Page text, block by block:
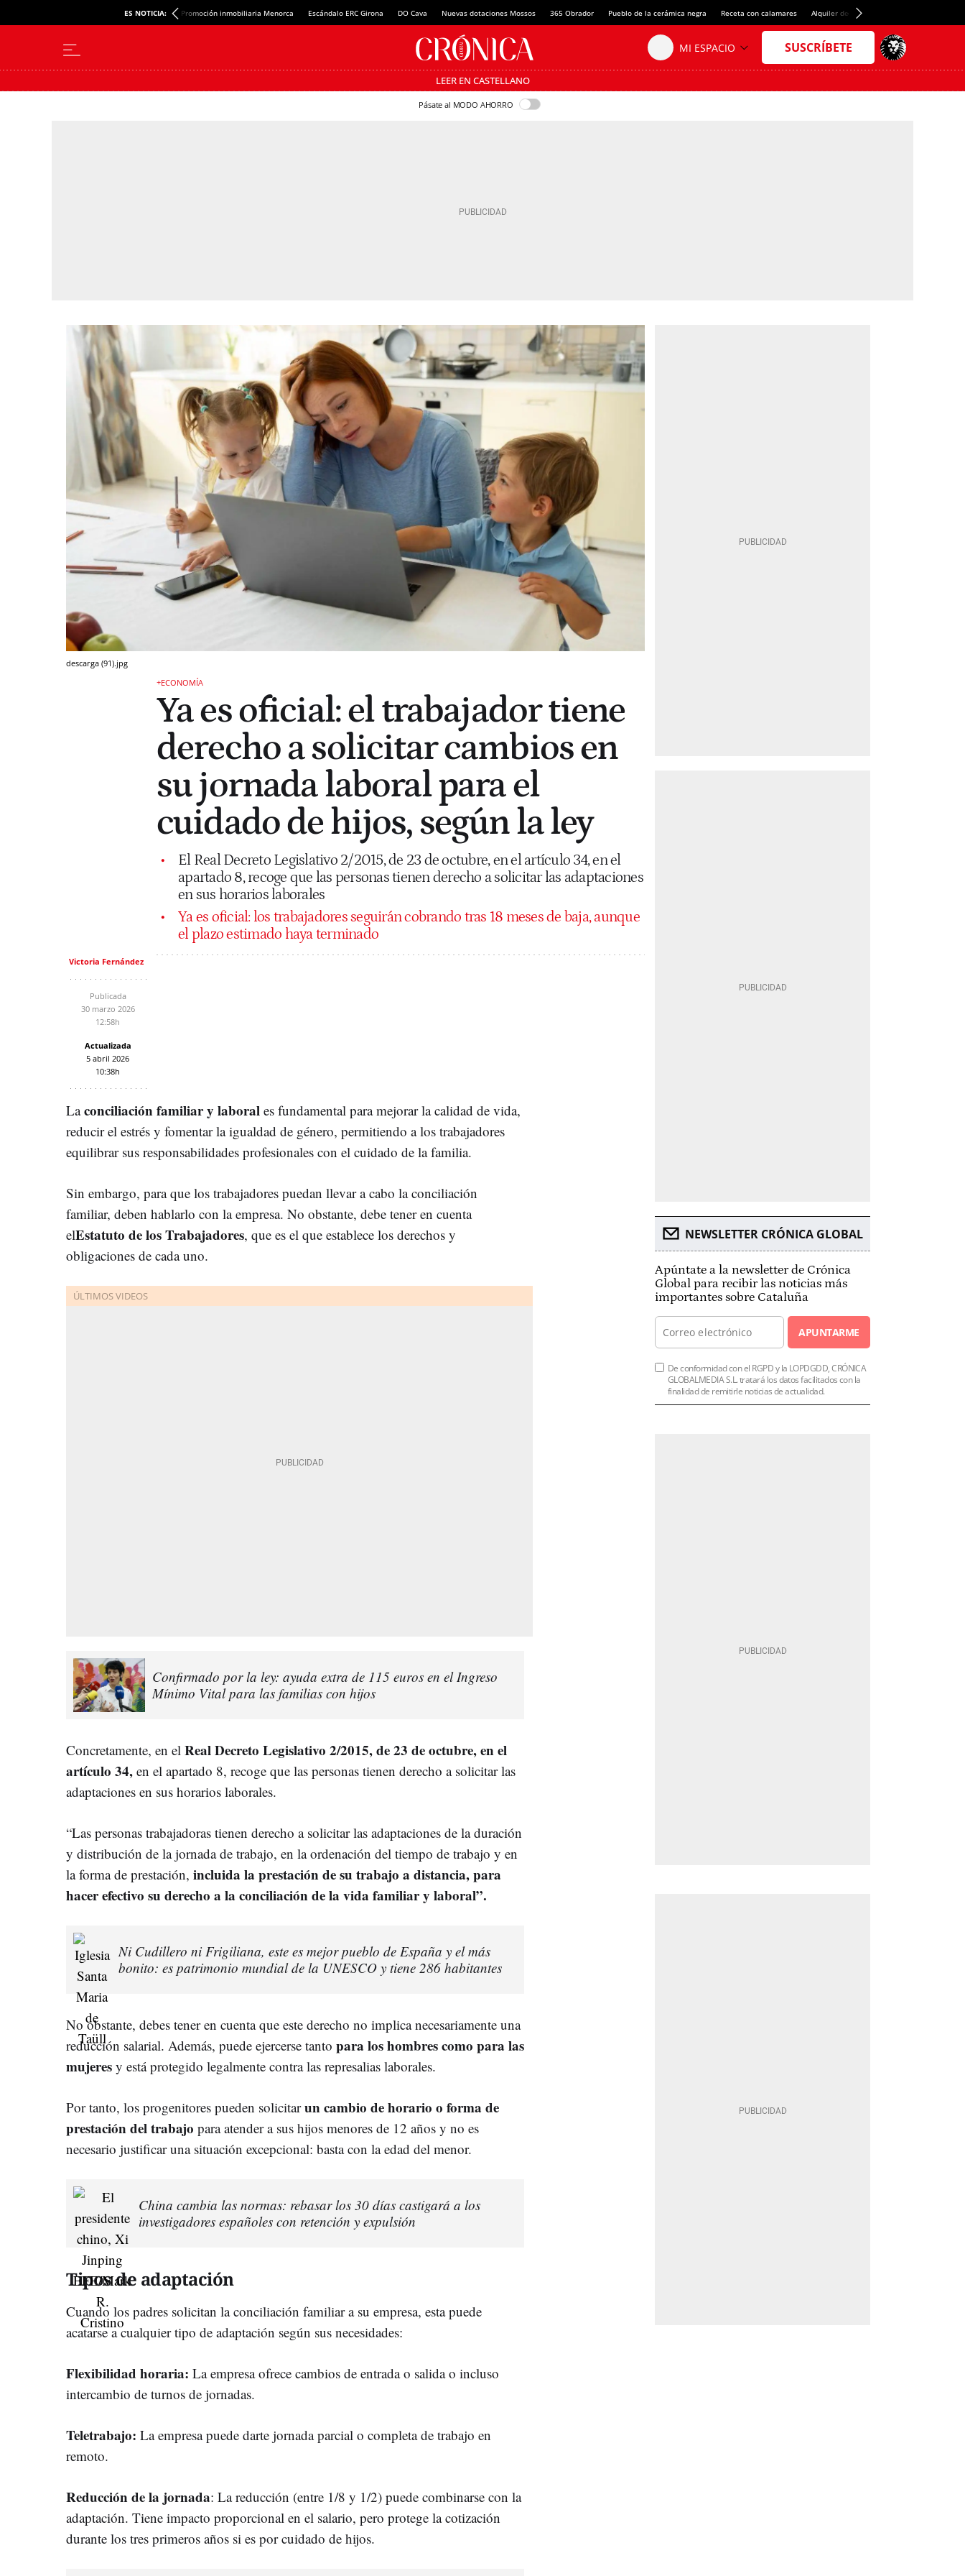
ES NOTICIA: Promoción inmobiliaria Menorca Escándalo ERC Girona DO Cava Nuevas dotaciones Mossos 365 Obrador Pueblo de la cerámica negra Receta con calamares Alquiler de habitaciones en España
LEER EN CASTELLANO
Pásate al MODO AHORRO
descarga (91).jpg
+ECONOMÍA
Ya es oficial: el trabajador tiene
derecho a solicitar cambios en
su jornada laboral para el
cuidado de hijos, según la ley
El Real Decreto Legislativo 2/2015, de 23 de octubre, en el artículo 34, en el
apartado 8, recoge que las personas tienen derecho a solicitar las adaptaciones
en sus horarios laborales
Ya es oficial: los trabajadores seguirán cobrando tras 18 meses de baja, aunque
el plazo estimado haya terminado
Victoria Fernández
Publicada
30 marzo 2026
12:58h
Actualizada
5 abril 2026
10:38h
Laconciliación familiar y laboral es fundamental para mejorar la calidad de vida,
reducir el estrés y fomentar la igualdad de género, permitiendo a los trabajadores
equilibrar sus responsabilidades profesionales con el cuidado de la familia.
Sin embargo, para que los trabajadores puedan llevar a cabo la conciliación
familiar, deben hablarlo con la empresa. No obstante, debe tener en cuenta
elEstatuto de los Trabajadores, que es el que establece los derechos y
obligaciones de cada uno.
Confirmado por la ley: ayuda extra de 115 euros en el Ingreso
Mínimo Vital para las familias con hijos
Concretamente, en el Real Decreto Legislativo 2/2015, de 23 de octubre, en el
artículo 34, en el apartado 8, recoge que las personas tienen derecho a solicitar las
adaptaciones en sus horarios laborales.
“Las personas trabajadoras tienen derecho a solicitar las adaptaciones de la duración
y distribución de la jornada de trabajo, en la ordenación del tiempo de trabajo y en
la forma de prestación, incluida la prestación de su trabajo a distancia, para
hacer efectivo su derecho a la conciliación de la vida familiar y laboral”.
Ni Cudillero ni Frigiliana, este es mejor pueblo de España y el más
bonito: es patrimonio mundial de la UNESCO y tiene 286 habitantes
No obstante, debes tener en cuenta que este derecho no implica necesariamente una
reducción salarial. Además, puede ejercerse tanto para los hombres como para las
mujeres y está protegido legalmente contra las represalias laborales.
Por tanto, los progenitores pueden solicitarun cambio de horario o forma de
prestación del trabajo para atender a sus hijos menores de 12 años y no es
necesario justificar una situación excepcional: basta con la edad del menor.
China cambia las normas: rebasar los 30 días castigará a los
investigadores españoles con retención y expulsión
Tipos de adaptación
Cuando los padres solicitan la conciliación familiar a su empresa, esta puede
acatarse a cualquier tipo de adaptación según sus necesidades:
Flexibilidad horaria: La empresa ofrece cambios de entrada o salida o incluso
intercambio de turnos de jornadas.
Teletrabajo: La empresa puede darte jornada parcial o completa de trabajo en
remoto.
Reducción de la jornada: La reducción (entre 1/8 y 1/2) puede combinarse con la
adaptación. Tiene impacto proporcional en el salario, pero protege la cotización
durante los tres primeros años si es por cuidado de hijos.
NEWSLETTER CRÓNICA GLOBAL
Apúntate a la newsletter de Crónica
Global para recibir las noticias más
importantes sobre Cataluña
APUNTARME
De conformidad con el RGPD y la LOPDGDD, CRÓNICA
GLOBALMEDIA S.L. tratará los datos facilitados con la
finalidad de remitirle noticias de actualidad.